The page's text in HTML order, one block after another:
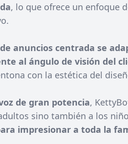
, lo que ofrece un enfoque
anuncios centrada se
al ángulo de visión del
con la estética del
de gran potencia,
sino también a los
impresionar a toda la